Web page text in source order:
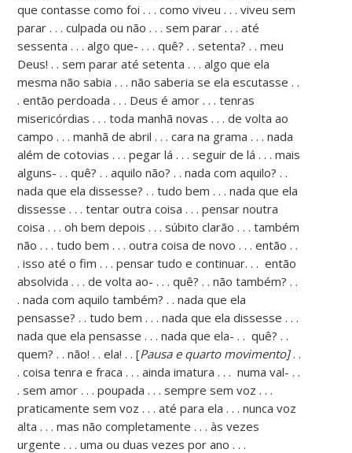
que contasse como foi . . . como viveu . . . viveu sem
parar . . . culpada ou não . . . sem parar . . . até
sessenta . . . algo que- . . . quê? . . setenta? . . meu
Deus! . . sem parar até setenta . . . algo que ela
mesma não sabia . . . não saberia se ela escutasse . .
. então perdoada . . . Deus é amor . . . tenras
misericórdias . . . toda manhã novas . . . de volta ao
campo . . . manhã de abril . . . cara na grama . . . nada
além de cotovias . . . pegar lá . . . seguir de lá . . . mais
alguns- . . quê? . . aquilo não? . . nada com aquilo? . .
nada que ela dissesse? . . tudo bem . . . nada que ela
dissesse . . . tentar outra coisa . . . pensar noutra
coisa . . . oh bem depois . . . súbito clarão . . . também
não . . . tudo bem . . . outra coisa de novo . . . então . .
. isso até o fim . . . pensar tudo e continuar. . . então
absolvida . . . de volta ao- . . . quê? . . não também? . .
. nada com aquilo também? . . nada que ela
pensasse? . . tudo bem . . . nada que ela dissesse . . .
nada que ela pensasse . . . nada que ela- . . quê? . .
quem? . . não! . . ela! . . [Pausa e quarto movimento] . .
. coisa tenra e fraca . . . ainda imatura . . . numa val- . .
. sem amor . . . poupada . . . sempre sem voz . . .
praticamente sem voz . . . até para ela . . . nunca voz
alta . . . mas não completamente . . . às vezes
urgente . . . uma ou duas vezes por ano . . .